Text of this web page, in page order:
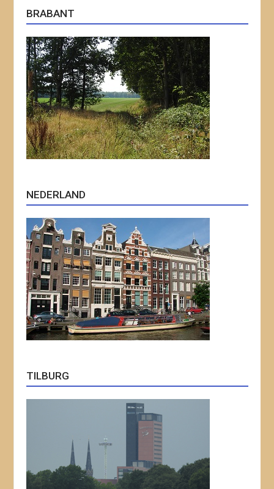
BRABANT
NEDERLAND
TILBURG